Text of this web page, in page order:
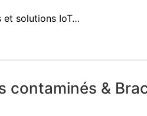
et solutions IoT…
contaminés &